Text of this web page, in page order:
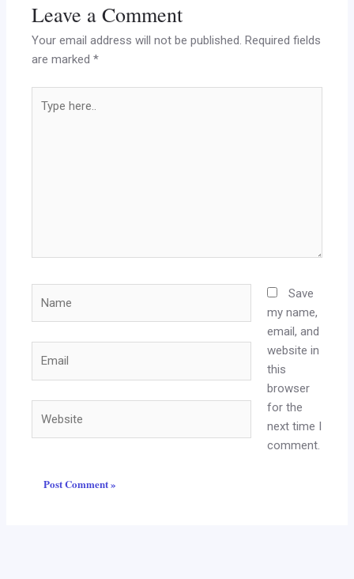
Leave a Comment
Your email address will not be published. Required fields
are marked*
here..
Save
my name,
email, and
website in
this
browser
for the
next time I
comment.